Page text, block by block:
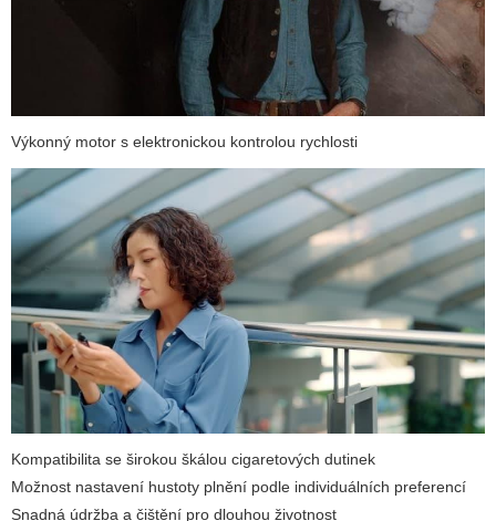
Výkonný motor s elektronickou kontrolou rychlosti
Kompatibilita se širokou škálou cigaretových dutinek
Možnost nastavení hustoty plnění podle individuálních preferencí
Snadná údržba a čištění pro dlouhou životnost